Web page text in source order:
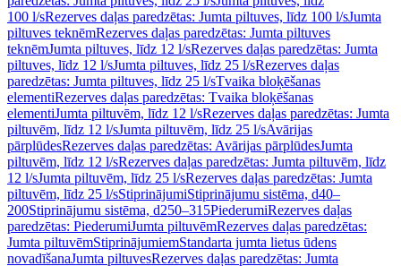
100 l/sRezerves daļas paredzētas: Jumta piltuves, līdz 100 l/sJumta
piltuves teknēmRezerves daļas paredzētas: Jumta piltuves
teknēmJumta piltuves, līdz 12 l/sRezerves daļas paredzētas: Jumta
piltuves, līdz 12 l/sJumta piltuves, līdz 25 l/sRezerves daļas
paredzētas: Jumta piltuves, līdz 25 l/sTvaika bloķēšanas
elementiRezerves daļas paredzētas: Tvaika bloķēšanas
elementiJumta piltuvēm, līdz 12 l/sRezerves daļas paredzētas: Jumta
piltuvēm, līdz 12 l/sJumta piltuvēm, līdz 25 l/sAvārijas
pārplūdesRezerves daļas paredzētas: Avārijas pārplūdesJumta
piltuvēm, līdz 12 l/sRezerves daļas paredzētas: Jumta piltuvēm, līdz
12 l/sJumta piltuvēm, līdz 25 l/sRezerves daļas paredzētas: Jumta
piltuvēm, līdz 25 l/sStiprinājumiStiprinājumu sistēma, d40–
200Stiprinājumu sistēma, d250–315PiederumiRezerves daļas
paredzētas: PiederumiJumta piltuvēmRezerves daļas paredzētas:
Jumta piltuvēmStiprinājumiemStandarta jumta lietus ūdens
novadīšanaJumta piltuvesRezerves daļas paredzētas: Jumta